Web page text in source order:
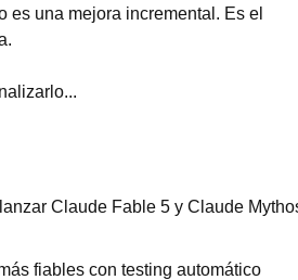
es una mejora incremental. Es el
Claude Fable 5 y Claude
fiables con testing automático